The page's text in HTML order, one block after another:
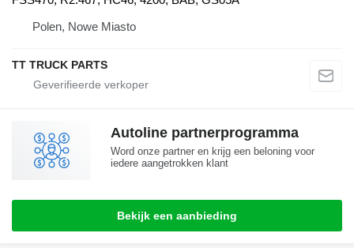
Polen, Nowe Miasto
TT TRUCK PARTS
Autoline partnerprogramma
Word onze partner en krijg een beloning voor
iedere aangetrokken klant
Bekijk een aanbieding